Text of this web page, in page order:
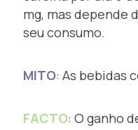
mg, mas depende
seu consumo.
MITO: As bebidas
FACTO: O ganho